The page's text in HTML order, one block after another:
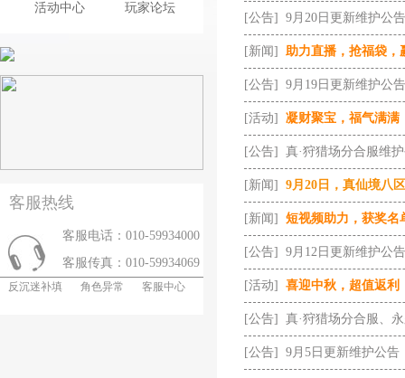
活动中心 玩家论坛
客服热线
客服电话：010-59934000
客服传真：010-59934069
反沉迷补填 角色异常 客服中心
[公告] 9月20日更新维护公告
[新闻] 助力直播，抢福袋，
[公告] 9月19日更新维护公告
[活动] 凝财聚宝，福气满满
[公告] 真·狩猎场分合服维
[新闻] 9月20日，真仙境八
[新闻] 短视频助力，获奖名
[公告] 9月12日更新维护公告
[活动] 喜迎中秋，超值返利
[公告] 真·狩猎场分合服、
[公告] 9月5日更新维护公告